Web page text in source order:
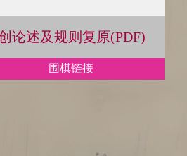
论述及规则复原(PDF)
围棋链接